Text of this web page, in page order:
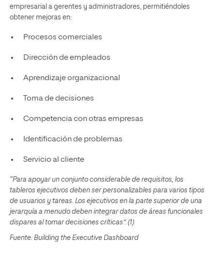
empresarial a gerentes y administradores, permitiéndoles
obtener mejoras en:
Procesos comerciales
Dirección de empleados
Aprendizaje organizacional
Toma de decisiones
Competencia con otras empresas
Identificación de problemas
Servicio al cliente
“Para apoyar un conjunto considerable de requisitos, los
tableros ejecutivos deben ser personalizables para varios tipos
de usuarios y tareas. Los ejecutivos en la parte superior de una
jerarquía a menudo deben integrar datos de áreas funcionales
dispares al tomar decisiones críticas”. (1)
Fuente: Building the Executive Dashboard